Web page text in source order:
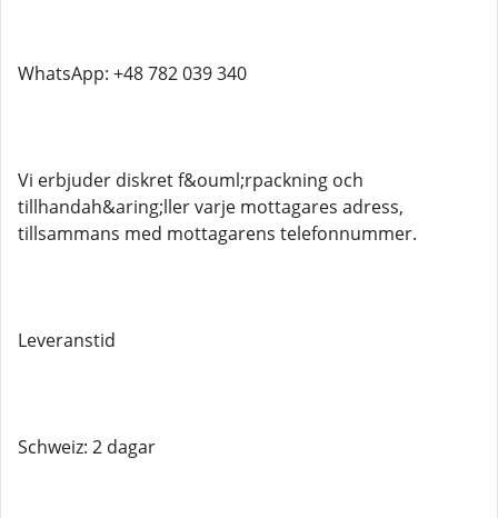
WhatsApp: +48 782 039 340
Vi erbjuder diskret f&ouml;rpackning och
tillhandah&aring;ller varje mottagares adress,
tillsammans med mottagarens telefonnummer.
Leveranstid
Schweiz: 2 dagar